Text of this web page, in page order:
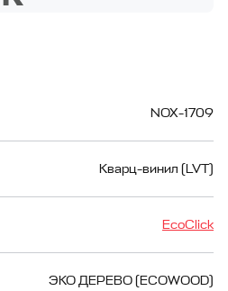
NOX-1709
Кварц-винил (LVT)
EcoClick
ЭКО ДЕРЕВО (ECOWOOD)